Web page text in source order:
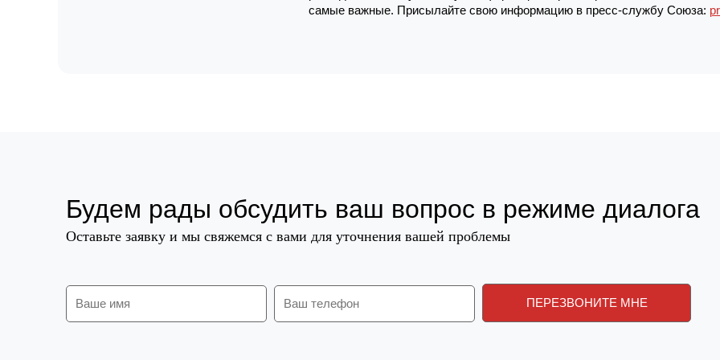
самые важные. Присылайте свою информацию в пресс-службу Союза:
Будем рады обсудить ваш вопрос в режиме диалога
Оставьте заявку и мы свяжемся с вами для уточнения вашей проблемы